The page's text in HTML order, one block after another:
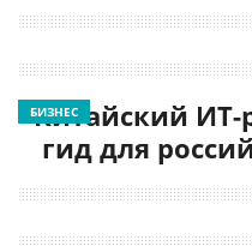
Китайский ИТ-
гид для
БИЗНЕС